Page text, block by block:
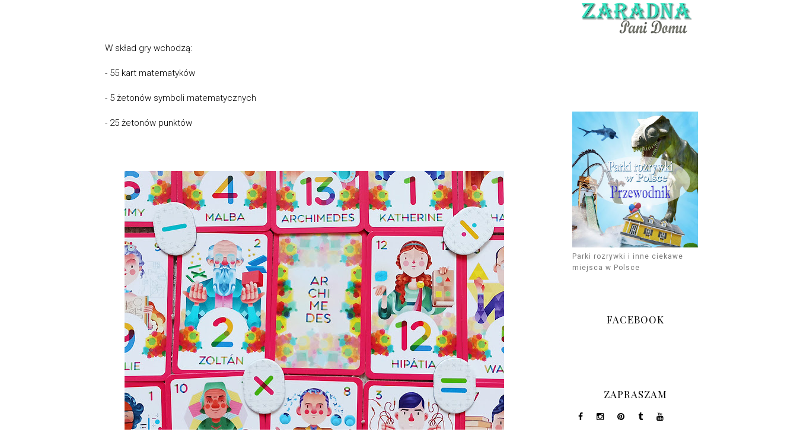
W skład gry wchodzą:
- 55 kart matematyków
- 5 żetonów symboli matematycznych
- 25 żetonów punktów
Parki rozrywki i inne ciekawe
miejsca w Polsce
FACEBOOK
ZAPRASZAM